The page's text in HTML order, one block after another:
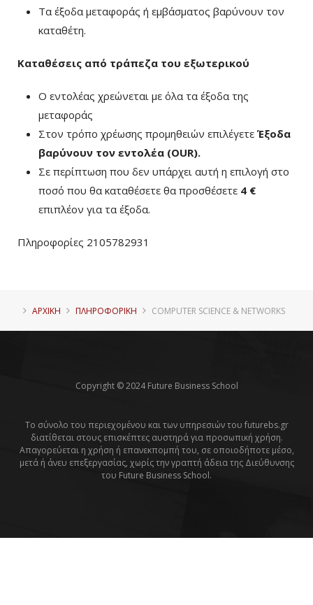
Τα έξοδα μεταφοράς ή εμβάσματος βαρύνουν τον
καταθέτη.
Καταθέσεις από τράπεζα του εξωτερικού
Ο εντολέας χρεώνεται με όλα τα έξοδα της
μεταφοράς
Στον τρόπο χρέωσης προμηθειών επιλέγετε Έξοδα
βαρύνουν τον εντολέα (ΟUR).
Σε περίπτωση που δεν υπάρχει αυτή η επιλογή στο
ποσό που θα καταθέσετε θα προσθέσετε 4 €
επιπλέον για τα έξοδα.
Πληροφορίες 2105782931
ΑΡΧΙΚΗ ΠΛΗΡΟΦΟΡΙΚΉ COMPUTER SCIENCE & NETWORKS
Copyright © 2024 Future Business School
Το σύνολο του περιεχομένου και των υπηρεσιών του futurebs.gr
διατίθεται στους επισκέπτες αυστηρά για προσωπική χρήση.
Απαγορεύεται η χρήση ή επανεκπομπή του, σε οποιοδήποτε μέσο,
μετά ή άνευ επεξεργασίας, χωρίς την γραπτή άδεια της Διεύθυνσης
του Future Business School.